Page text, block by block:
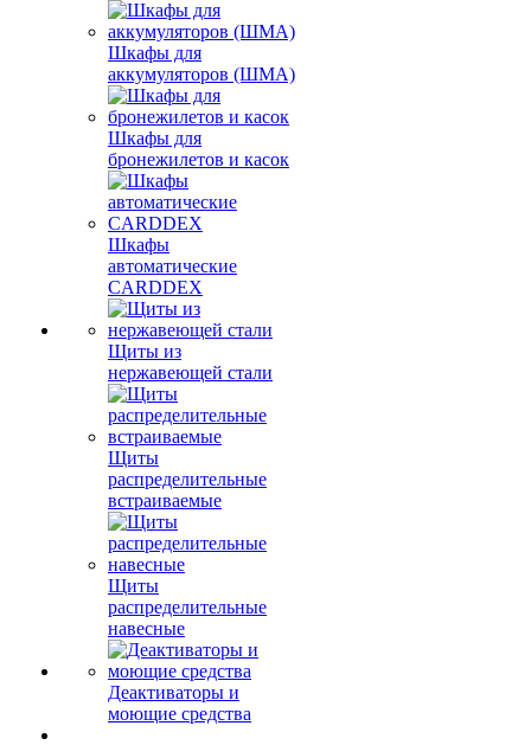
Шкафы для
аккумуляторов (ШМА)
Шкафы для
бронежилетов и касок
Шкафы
автоматические
CARDDEX
Щиты из
нержавеющей стали
Щиты
распределительные
встраиваемые
Щиты
распределительные
навесные
Деактиваторы и
моющие средства